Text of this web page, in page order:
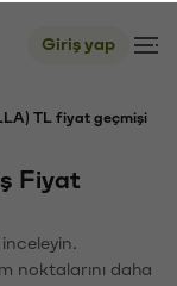
Giriş yap
TL fiyat geçmişi
Fiyat
noktalarını daha